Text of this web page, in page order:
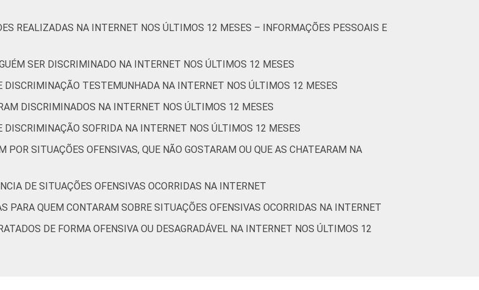
AB 17 27 0 0 56
C 14 26 0 0
Sim 15 23 0 0
Não 22 15 0 0 63
da Sociedade da Informação (Cetic.br), Pesquisa sobre o uso da Internet
REALIZADAS NA INTERNET NOS ÚLTIMOS 12 MESES – INFORMAÇÕES PESSOAIS E
SER DISCRIMINADO NA INTERNET NOS ÚLTIMOS 12 MESES
DISCRIMINAÇÃO TESTEMUNHADA NA INTERNET NOS ÚLTIMOS 12 MESES
DISCRIMINADOS NA INTERNET NOS ÚLTIMOS 12 MESES
SOFRIDA NA INTERNET NOS ÚLTIMOS 12 MESES
POR SITUAÇÕES OFENSIVAS, QUE NÃO GOSTARAM OU QUE AS CHATEARAM NA
DE SITUAÇÕES OFENSIVAS OCORRIDAS NA INTERNET
PARA QUEM CONTARAM SOBRE SITUAÇÕES OFENSIVAS OCORRIDAS NA INTERNET
DE FORMA OFENSIVA OU DESAGRADÁVEL NA INTERNET NOS ÚLTIMOS 12